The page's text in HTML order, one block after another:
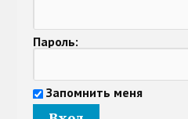
Пароль:
Запомнить меня